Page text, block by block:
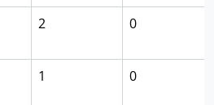
2 0
1 0